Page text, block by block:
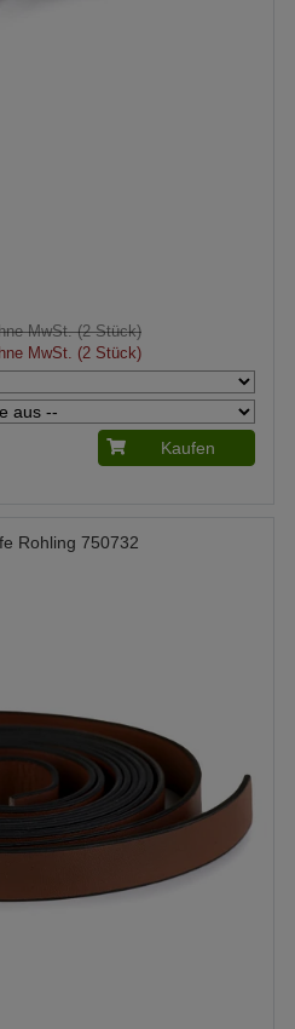
MwSt. (2 Stück)
MwSt. (2 Stück)
Kaufen
Rohling 750732